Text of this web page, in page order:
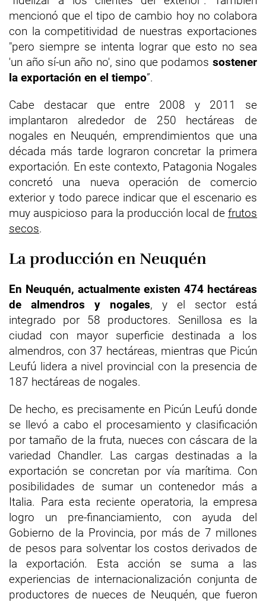
mencionó que el tipo de cambio hoy no colabora
con la competitividad de nuestras exportaciones
"pero siempre se intenta lograr que esto no sea
'un año sí-un año no', sino que podamos sostener
la exportación en el tiempo”.
Cabe destacar que entre 2008 y 2011 se
implantaron alrededor de 250 hectáreas de
nogales en Neuquén, emprendimientos que una
década más tarde lograron concretar la primera
exportación. En este contexto, Patagonia Nogales
concretó una nueva operación de comercio
exterior y todo parece indicar que el escenario es
muy auspicioso para la producción local de frutos
secos.
La producción en Neuquén
En Neuquén, actualmente existen 474 hectáreas
de almendros y nogales, y el sector está
integrado por 58 productores. Senillosa es la
ciudad con mayor superficie destinada a los
almendros, con 37 hectáreas, mientras que Picún
Leufú lidera a nivel provincial con la presencia de
187 hectáreas de nogales.
De hecho, es precisamente en Picún Leufú donde
se llevó a cabo el procesamiento y clasificación
por tamaño de la fruta, nueces con cáscara de la
variedad Chandler. Las cargas destinadas a la
exportación se concretan por vía marítima. Con
posibilidades de sumar un contenedor más a
Italia. Para esta reciente operatoria, la empresa
logro un pre-financiamiento, con ayuda del
Gobierno de la Provincia, por más de 7 millones
de pesos para solventar los costos derivados de
la exportación. Esta acción se suma a las
experiencias de internacionalización conjunta de
productores de nueces de Neuquén, que fueron